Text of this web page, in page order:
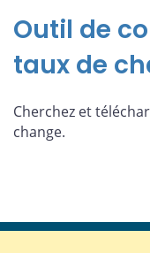
Outil de
taux de
Cherchez et
change.